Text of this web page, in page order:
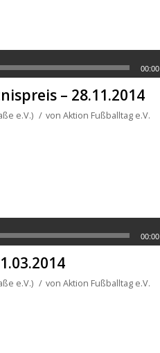
00:00
– 28.11.2014
e.V.) / von Aktion Fußballtag e.V.
00:00
e.V.) / von Aktion Fußballtag e.V.